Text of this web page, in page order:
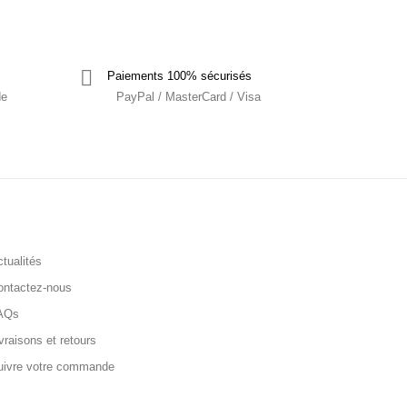
Paiements 100% sécurisés
PayPal / MasterCard / Visa
nous
et retours
votre commande